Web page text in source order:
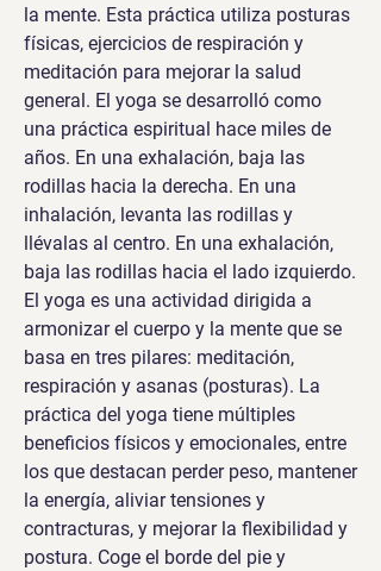
la mente. Esta práctica utiliza posturas
físicas, ejercicios de respiración y
meditación para mejorar la salud
general. El yoga se desarrolló como
una práctica espiritual hace miles de
años. En una exhalación, baja las
rodillas hacia la derecha. En una
inhalación, levanta las rodillas y
llévalas al centro. En una exhalación,
baja las rodillas hacia el lado izquierdo.
El yoga es una actividad dirigida a
armonizar el cuerpo y la mente que se
basa en tres pilares: meditación,
respiración y asanas (posturas). La
práctica del yoga tiene múltiples
beneficios físicos y emocionales, entre
los que destacan perder peso, mantener
la energía, aliviar tensiones y
contracturas, y mejorar la flexibilidad y
postura. Coge el borde del pie y